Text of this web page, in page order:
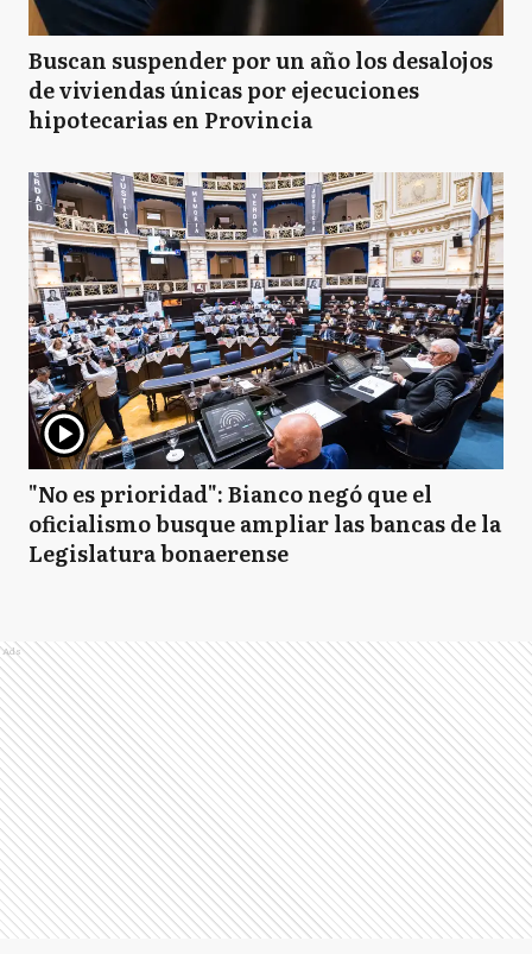
Buscan suspender por un año los desalojos
de viviendas únicas por ejecuciones
hipotecarias en Provincia
"No es prioridad": Bianco negó que el
oficialismo busque ampliar las bancas de la
Legislatura bonaerense
Ads